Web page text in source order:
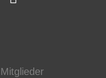
Mitglieder